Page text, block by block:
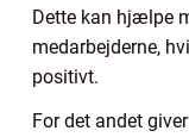
Dette kan hjælpe
medarbejderne,
positivt.
For det andet